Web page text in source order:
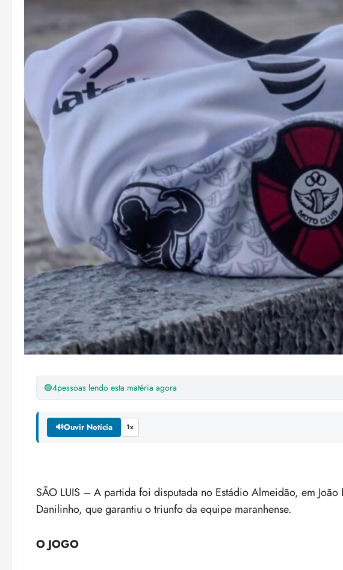
🟢4pessoas lendo esta matéria agora
🔊Ouvir Notícia 1x
SÃO LUIS – A partida foi disputada no Estádio Almeidão, em
Danilinho, que garantiu o triunfo da equipe maranhense.
O JOGO